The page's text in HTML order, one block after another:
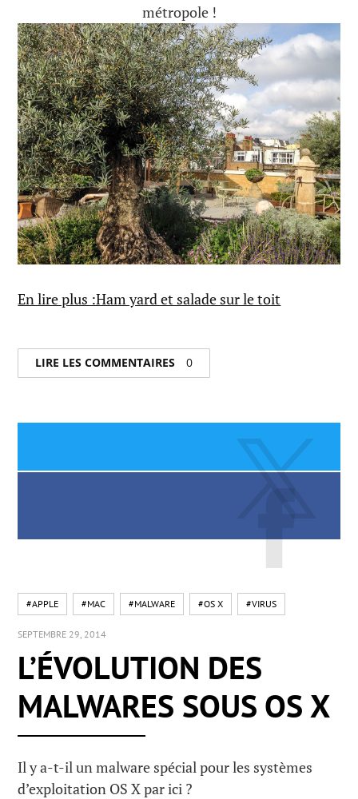
métropole !
En lire plus :Ham yard et salade sur le toit
LIRE LES COMMENTAIRES 0
#APPLE #MAC #MALWARE #OS X #VIRUS
SEPTEMBRE 29, 2014
L’ÉVOLUTION DES
MALWARES SOUS OS X
Il y a-t-il un malware spécial pour les systèmes
d’exploitation OS X par ici ?